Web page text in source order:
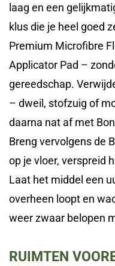
laag en een
klus die je heel goed
Premium Microfibre
Applicator Pad –
gereedschap.
– dweil, stofzuig of
daarna nat af met
Breng vervolgens de
op je vloer, verspreid
Laat het middel een
overheen loopt en
weer zwaar belopen
RUIMTEN